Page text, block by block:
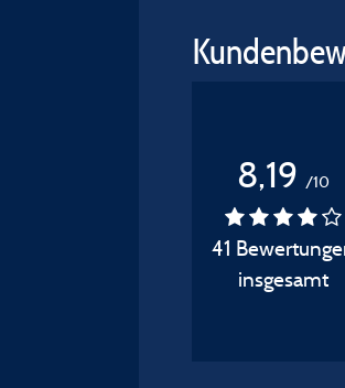
8,19 /10
41
insgesamt